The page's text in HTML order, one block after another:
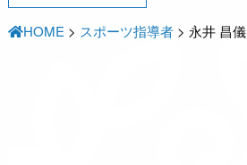
HOME > スポーツ指導者 > 永井 昌儀